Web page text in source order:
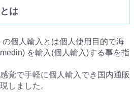
は
個人輸入とは個人使用目的で海
を輸入(個人輸入)する事を指
覚で手軽に個人輸入でき国内通販
しました。